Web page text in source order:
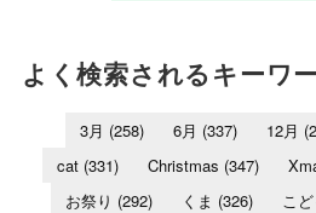
よく検索されるキーワ
3月 (258) 6月 (337) 12月
cat (331) Christmas (347)
お祭り (292) くま (326) こ